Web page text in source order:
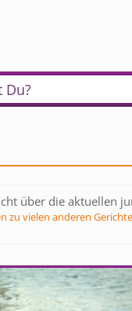
Du?
über die aktuellen
zu vielen anderen